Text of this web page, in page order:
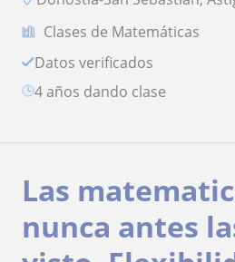
Clases de Matemáticas
Datos verificados
4 años dando clase
Las
nunca antes